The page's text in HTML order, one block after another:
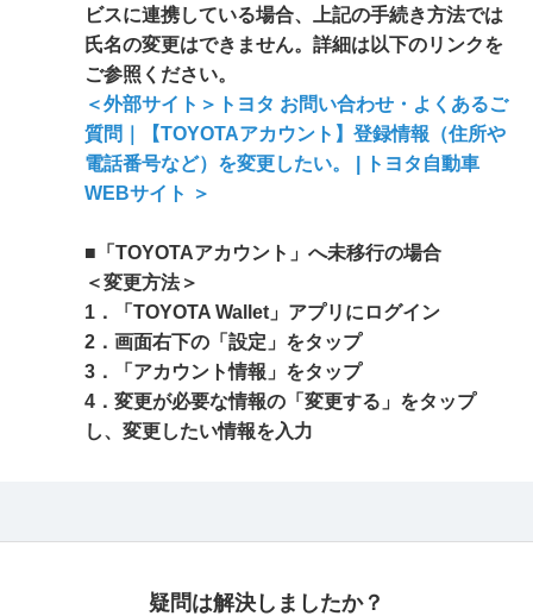
ビスに連携している場合、上記の手続き方法では
氏名の変更はできません。詳細は以下のリンクを
ご参照ください。
＜外部サイト＞トヨタ お問い合わせ・よくあるご
質問｜【TOYOTAアカウント】登録情報（住所や
電話番号など）を変更したい。 | トヨタ自動車
WEBサイト ＞
■「TOYOTAアカウント」へ未移行の場合
＜変更方法＞
1．「TOYOTA Wallet」アプリにログイン
2．画面右下の「設定」をタップ
3．「アカウント情報」をタップ
4．変更が必要な情報の「変更する」をタップ
し、変更したい情報を入力
疑問は解決しましたか？